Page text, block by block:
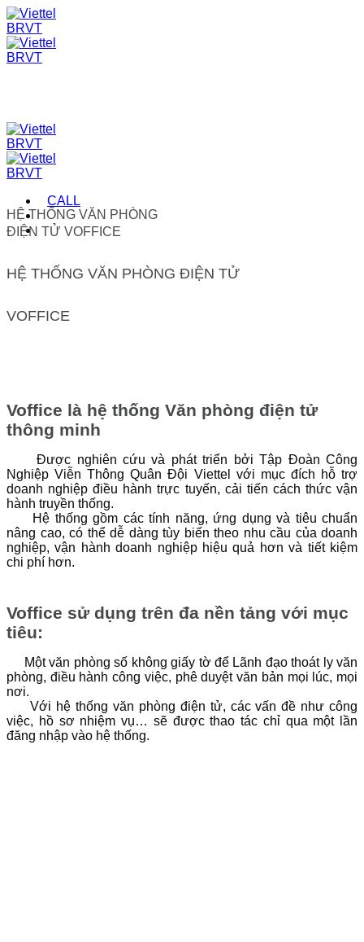
Skip
to
content
CALL
HỆ THỐNG VĂN PHÒNG
ĐIỆN TỬ VOFFICE
HỆ THỐNG VĂN PHÒNG ĐIỆN TỬ
VOFFICE
Voffice là hệ thống Văn phòng điện tử
thông minh
Được nghiên cứu và phát triển bởi Tập Đoàn Công
Nghiệp Viễn Thông Quân Đội Viettel với mục đích hỗ trợ
doanh nghiệp điều hành trực tuyến, cải tiến cách thức vận
hành truyền thống.
Hệ thống gồm các tính năng, ứng dụng và tiêu chuẩn
nâng cao, có thể dễ dàng tùy biến theo nhu cầu của doanh
nghiệp, vận hành doanh nghiệp hiệu quả hơn và tiết kiệm
chi phí hơn.
Voffice sử dụng trên đa nền tảng với mục
tiêu:
Một văn phòng số không giấy tờ để Lãnh đạo thoát ly văn
phòng, điều hành công việc, phê duyệt văn bản mọi lúc, mọi
nơi.
Với hệ thống văn phòng điện tử, các vấn đề như công
việc, hồ sơ nhiệm vụ… sẽ được thao tác chỉ qua một lần
đăng nhập vào hệ thống.